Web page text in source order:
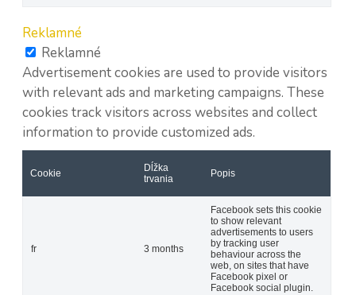
Reklamné
Reklamné
Advertisement cookies are used to provide visitors
with relevant ads and marketing campaigns. These
cookies track visitors across websites and collect
information to provide customized ads.
Cookie
Dĺžka
trvania
Popis
fr 3 months
Facebook sets this cookie
to show relevant
advertisements to users
by tracking user
behaviour across the
web, on sites that have
Facebook pixel or
Facebook social plugin.